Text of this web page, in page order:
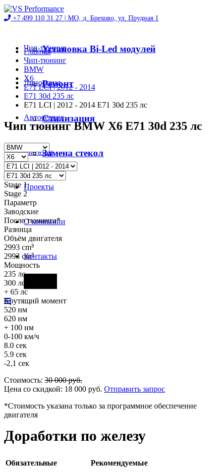
+7 499 110 31 27 | МО, д. Брехово, ул. Прудная 1
Чип-тюнинг
Диностенд
Автосервис
Магазин
Проекты
О компании
Контакты
Установка Bi-Led модулей
Ремонт
Стилизация
Замена стекол
Главная
Чип-тюнинг
BMW
X6
E71 LCI | 2012 - 2014
E71 30d 235 лс
E71 LCI | 2012 - 2014 E71 30d 235 лс
Чип тюнинг BMW X6 E71 30d 235 лс
Stage 1
Stage 2
Параметр
Заводские
После тюнинга*
Разница
Объём двигателя
2993 cm³
2993 cm³
Мощность
235 лс
300 лс
+ 65 лс
Крутящий момент
520 нм
620 нм
+ 100 нм
0-100 км/ч
8.0 сек
5.9 сек
-2,1 сек
Стоимость: 30 000руб.
Цена со скидкой: 18 000 руб. Отправить запрос
*Стоимость указана только за программное обеспечение
двигателя
Доработки по железу
Обязательные Рекомендуемые